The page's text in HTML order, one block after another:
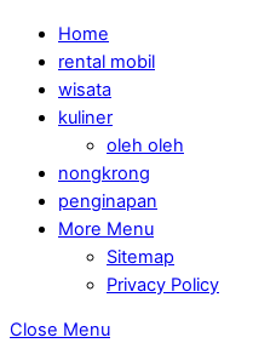
Home
rental mobil
wisata
kuliner
oleh oleh
nongkrong
penginapan
More Menu
Sitemap
Privacy Policy
Close Menu